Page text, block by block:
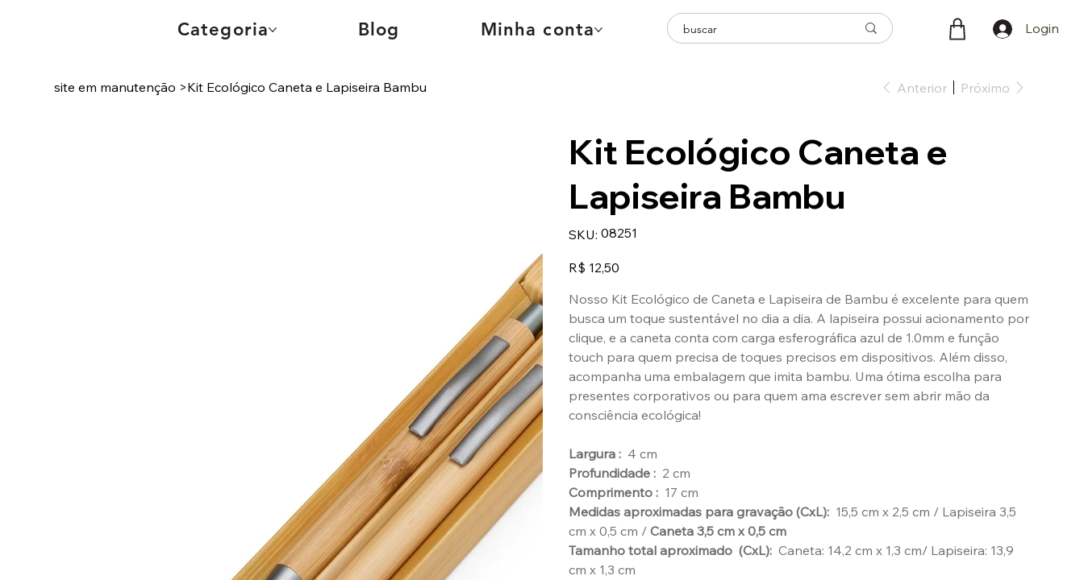
Login
Categoria Blog Minha conta
site em manutenção >Kit Ecológico Caneta e Lapiseira Bambu Anterior Próximo
Kit Ecológico Caneta e
Lapiseira Bambu
SKU: SKU
08251
08251
Preço
R$ 12,50
Nosso Kit Ecológico de Caneta e Lapiseira de Bambu é excelente para quem
busca um toque sustentável no dia a dia. A lapiseira possui acionamento por
clique, e a caneta conta com carga esferográfica azul de 1.0mm e função
touch para quem precisa de toques precisos em dispositivos. Além disso,
acompanha uma embalagem que imita bambu. Uma ótima escolha para
presentes corporativos ou para quem ama escrever sem abrir mão da
consciência ecológica!
Largura : 4 cm
Profundidade : 2 cm
Comprimento :17 cm
Medidas aproximadas para gravação (CxL):15,5 cm x 2,5 cm / Lapiseira 3,5
cm x 0,5 cm / Caneta 3,5 cm x 0,5 cm
Tamanho total aproximado (CxL): Caneta: 14,2 cm x 1,3 cm/ Lapiseira: 13,9
cm x 1,3 cm